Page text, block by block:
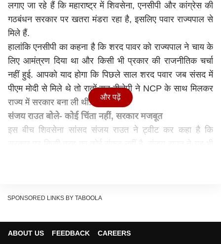
लगाए जा रहे हैं कि महाराष्ट्र में शिवसेना, एनसीपी और कांग्रेस की
गठबंधन सरकार पर खतरा मंडरा रहा है, इसलिए पवार राज्यपाल से
मिले हैं.
हालांकि एनसीपी का कहना है कि शरद पावर को राज्यपाल ने चाय के
लिए आमंत्रण दिया था और किसी भी प्रकार की राजनीतिक चर्चा
नहीं हुई. आपको याद होगा कि पिछले साल शरद पवार जब संसद में
पीएम मोदी से मिले थे तो रातों रात बीजेपी ने NCP के साथ मिलकर
राज्य में सरकार बना ली थी.
संजय राउत बोले- कोई चिंता नहीं, सरकार मजबूत
इस बीच शिवसेना सांसद संजय राउत ने ट्वीट कर कहा है कि
घंटे तक चर्चा हुई. अगर कोई सरकार की स्थिरता के बारे में खबरें
और पढ़ें
SPONSORED LINKS BY TABOOLA
ABOUT US FEEDBACK CAREERS